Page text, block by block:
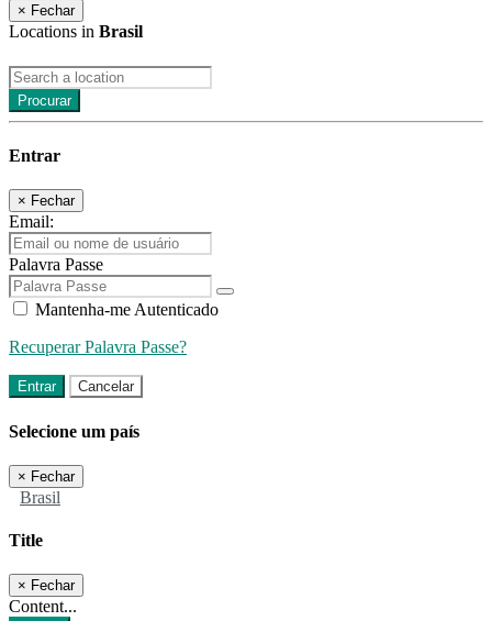
× Fechar
Locations in Brasil
Procurar
Entrar
× Fechar
Email:
Palavra Passe
Mantenha-me Autenticado
Recuperar Palavra Passe?
Entrar Cancelar
Selecione um país
× Fechar
Brasil
Title
× Fechar
Content...